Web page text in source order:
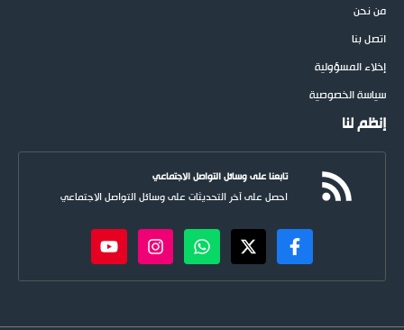
من نحن
اتصل بنا
إخلاء المسؤولية
سياسة الخصوصية
إنظم لنا
تابعنا على وسائل التواصل الاجتماعي
احصل على آخر التحديثات على وسائل التواصل الاجتماعي